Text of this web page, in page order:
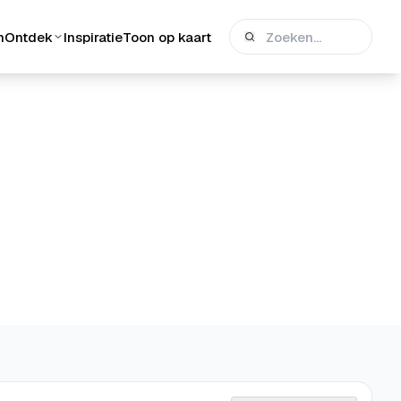
Ontdek InspiratieToon op kaart